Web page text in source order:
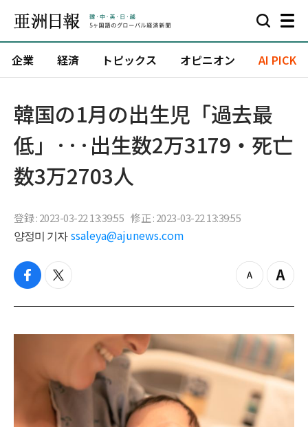
企業 経済 トピックス オピニオン AI PICK
韓国の1月の出生児「過去最
低」···出生数2万3179・死亡
数3万2703人
登録 : 2023-03-22 13:39:55 修正 : 2023-03-22 13:39:55
양정미 기자 ssaleya@ajunews.com
f
c
b
t
i
t
z
o
o
u
Z
o
i
n